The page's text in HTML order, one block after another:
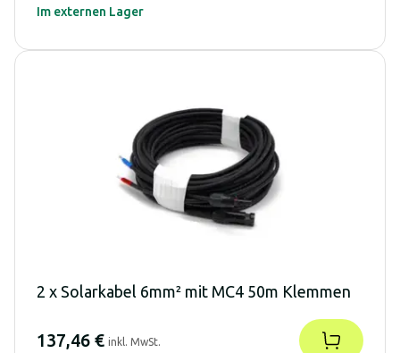
Im externen Lager
2 x Solarkabel 6mm² mit MC4 50m Klemmen
137,46 € inkl. MwSt.